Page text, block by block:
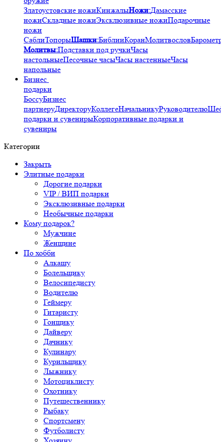
Златоустовские ножиКинжалыНожи:Дамасские
ножиСкладные ножиЭксклюзивные ножиПодарочные
ножи
СаблиТопорыШашки:БиблииКоранМолитвослов
Молитвы:Подставки под ручкиЧасы
настольныеПесочные часыЧасы настенныеЧасы
напольные
Бизнес
подарки
БоссуБизнес
партнеруДиректоруКоллегеНачальникуРуководителю
подарки и сувенирыКорпоративные подарки и
сувениры
Категории
Закрыть
Элитные подарки
Дорогие подарки
VIP / ВИП подарки
Эксклюзивные подарки
Необычные подарки
Кому подарок?
Мужчине
Женщине
По хобби
Алкашу
Болельщику
Велосипедисту
Водителю
Геймеру
Гитаристу
Гонщику
Дайверу
Дачнику
Кулинару
Курильщику
Лыжнику
Мотоциклисту
Охотнику
Путешественнику
Рыбаку
Спортсмену
Футболисту